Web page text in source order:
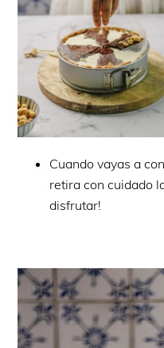
Cuando vayas a
retira con cuidado
disfrutar!